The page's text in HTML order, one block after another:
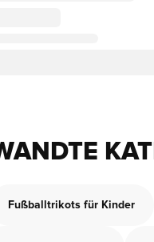
Fußballtrikots für Kinder